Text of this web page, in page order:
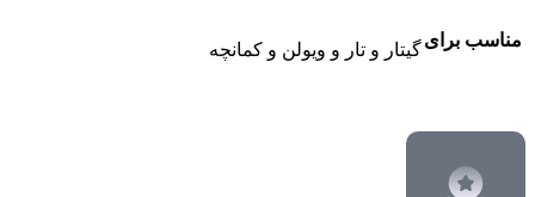
مناسب برایگیتار و تار و ویولن و کمانچه